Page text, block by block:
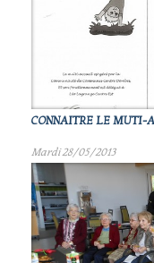
CONNAITRE LE MUTI-
Mardi 28/05/2013